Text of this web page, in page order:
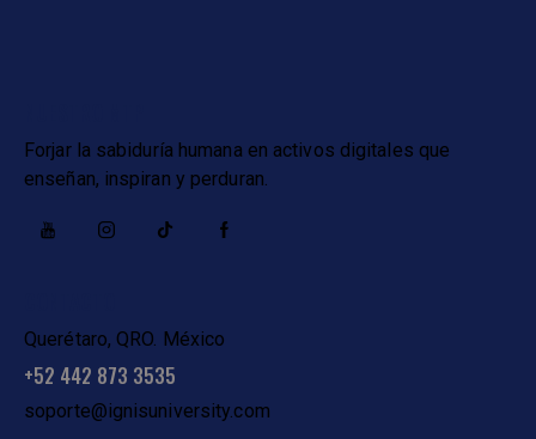
Forjar la sabiduría humana en activos digitales que
enseñan, inspiran y perduran.
Querétaro, QRO. México
+52 442 873 3535
soporte@ignisuniversity.com